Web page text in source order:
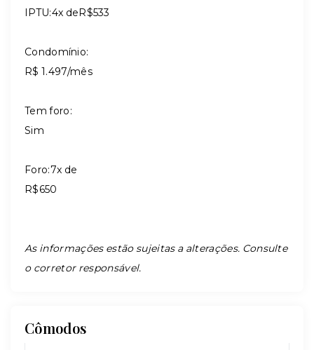
IPTU:4x deR$533
Condomínio:
R$ 1.497/mês
Tem foro:
Sim
Foro:7x de
R$650
As informações estão sujeitas a alterações. Consulte
o corretor responsável.
Cômodos